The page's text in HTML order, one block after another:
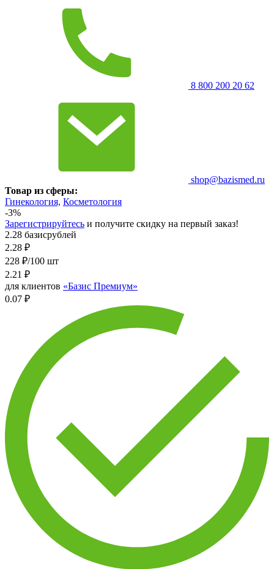
8 800 200 20 62
shop@bazismed.ru
Товар из сферы:
Гинекология, Косметология
-3%
Зарегистрируйтесь и получите скидку на первый заказ!
2.28 базисрублей
2.28 ₽
228 ₽/100 шт
2.21 ₽
для клиентов «Базис Премиум»
0.07 ₽